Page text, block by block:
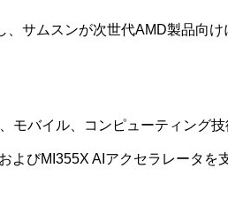
サムスンが次世代AMD製品向け
モバイル、コンピューティング技
よびMI355X AIアクセラレータを